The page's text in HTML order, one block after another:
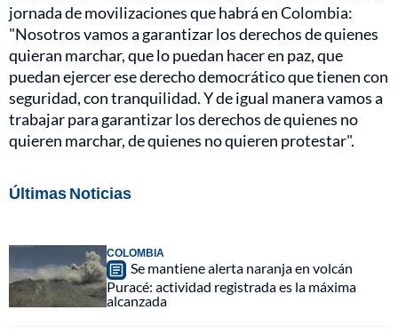
jornada de movilizaciones que habrá en Colombia:
"Nosotros vamos a garantizar los derechos de quienes
quieran marchar, que lo puedan hacer en paz, que
puedan ejercer ese derecho democrático que tienen con
seguridad, con tranquilidad. Y de igual manera vamos a
trabajar para garantizar los derechos de quienes no
quieren marchar, de quienes no quieren protestar".
Últimas Noticias
COLOMBIA
Se mantiene alerta naranja en volcán
Puracé: actividad registrada es la máxima
alcanzada